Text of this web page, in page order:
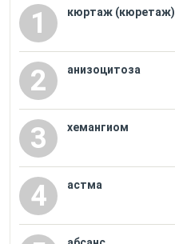
1 кюртаж (кюретаж)
2 анизоцитоза
3 хемангиом
4 астма